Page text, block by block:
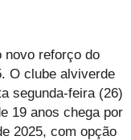
novo reforço do
O clube alviverde
segunda-feira (26)
19 anos chega por
2025, com opção